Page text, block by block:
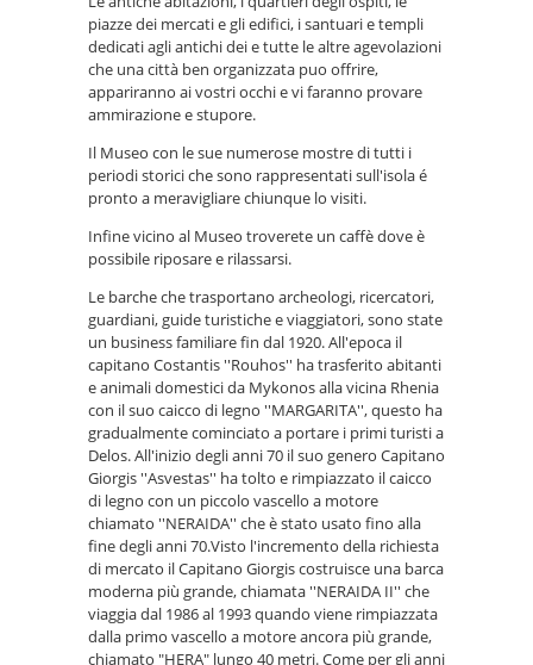
piazze dei mercati e gli edifici, i santuari e templi
dedicati agli antichi dei e tutte le altre agevolazioni
che una città ben organizzata puo offrire,
appariranno ai vostri occhi e vi faranno provare
ammirazione e stupore.
Il Museo con le sue numerose mostre di tutti i
periodi storici che sono rappresentati sull'isola é
pronto a meravigliare chiunque lo visiti.
Infine vicino al Museo troverete un caffè dove è
possibile riposare e rilassarsi.
Le barche che trasportano archeologi, ricercatori,
guardiani, guide turistiche e viaggiatori, sono state
un business familiare fin dal 1920. All'epoca il
capitano Costantis ''Rouhos'' ha trasferito abitanti
e animali domestici da Mykonos alla vicina Rhenia
con il suo caicco di legno ''MARGARITA'', questo ha
gradualmente cominciato a portare i primi turisti a
Delos. All'inizio degli anni 70 il suo genero Capitano
Giorgis ''Asvestas'' ha tolto e rimpiazzato il caicco
di legno con un piccolo vascello a motore
chiamato ''NERAIDA'' che è stato usato fino alla
fine degli anni 70.Visto l'incremento della richiesta
di mercato il Capitano Giorgis costruisce una barca
moderna più grande, chiamata ''NERAIDA II'' che
viaggia dal 1986 al 1993 quando viene rimpiazzata
dalla primo vascello a motore ancora più grande,
chiamato "HERA" lungo 40 metri. Come per gli anni